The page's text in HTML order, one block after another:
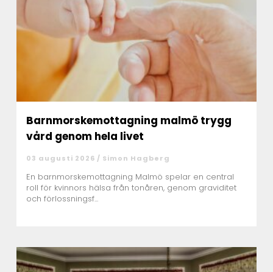
Barnmorskemottagning malmö trygg
vård genom hela livet
03 augusti 2026 / Simon Hagberg
En barnmorskemottagning Malmö spelar en central
roll för kvinnors hälsa från tonåren, genom graviditet
och förlossningsf...